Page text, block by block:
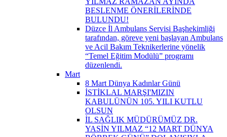
BESLENME ÖNERİLERİNDE
BULUNDU!
Düzce İl Ambulans Servisi Başhekimliği
tarafından, göreve yeni başlayan Ambulans
ve Acil Bakım Teknikerlerine yönelik
“Temel Eğitim Modülü” programı
düzenlendi.
Mart
8 Mart Dünya Kadınlar Günü
İSTİKLAL MARŞI'MIZIN
KABULÜNÜN 105. YILI KUTLU
OLSUN
İL SAĞLIK MÜDÜRÜMÜZ DR.
YASİN YILMAZ “12 MART DÜNYA